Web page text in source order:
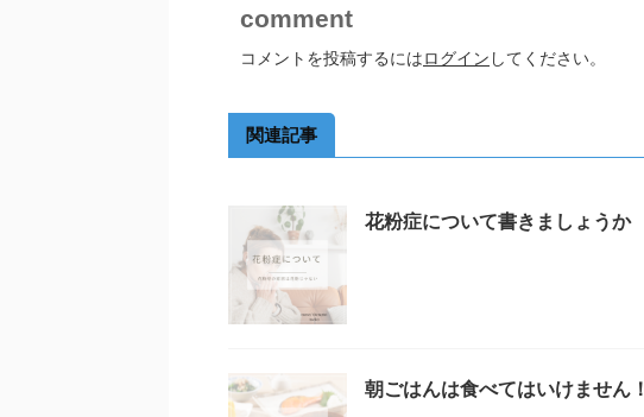
comment
コメントを投稿するにはログイン してください。
関連記事
花粉症について書きましょうか
朝ごはんは食べてはいけません！